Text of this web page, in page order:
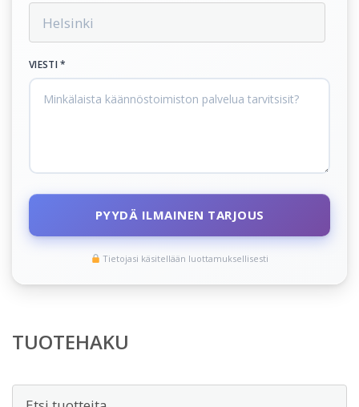
VIESTI *
PYYDÄ ILMAINEN TARJOUS
Tietojasi käsitellään luottamuksellisesti
TUOTEHAKU